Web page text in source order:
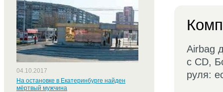
Airbag
с CD,
руля:
04.10.2017
На остановке в Екатеринбурге найден
мёртвый мужчина